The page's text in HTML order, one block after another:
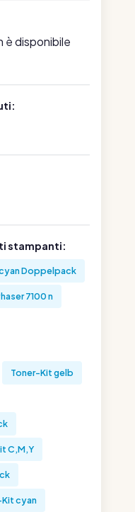
è disponibile
stampanti:
Doppelpack
7100 n
Toner-Kit gelb
C,M,Y
cyan